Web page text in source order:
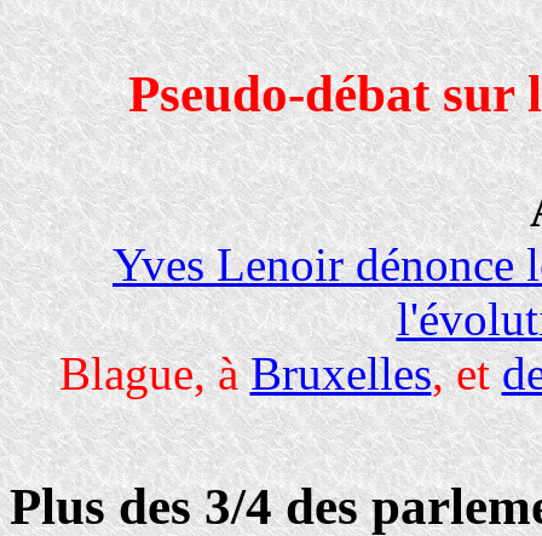
Pseudo-débat sur
Yves Lenoir dénonce
Blague, àBruxelles, et
Plus des 3/4 des